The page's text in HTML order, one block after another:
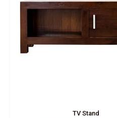
TV Stand